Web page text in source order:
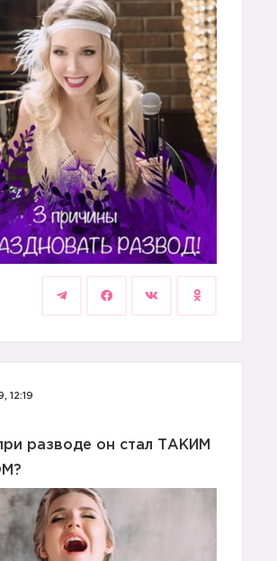
12:19
разводе он стал ТАКИМ